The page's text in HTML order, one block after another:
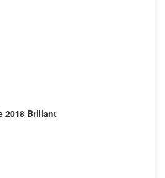
2018 Brillant